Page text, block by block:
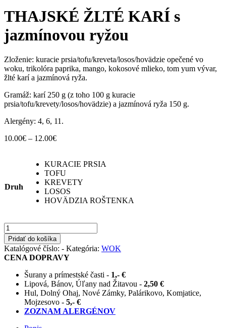
THAJSKÉ ŽLTÉ KARÍ s
jazmínovou ryžou
Zloženie: kuracie prsia/tofu/kreveta/losos/hovädzie opečené vo
woku, trikolóra paprika, mango, kokosové mlieko, tom yum vývar,
žlté karí a jazmínová ryža.
Gramáž: karí 250 g (z toho 100 g kuracie
prsia/tofu/krevety/losos/hovädzie) a jazmínová ryža 150 g.
Alergény: 4, 6, 11.
10.00€ – 12.00€
Druh
KURACIE PRSIA
TOFU
KREVETY
LOSOS
HOVÄDZIA ROŠTENKA
množstvo
THAJSKÉ
ŽLTÉ
KARÍ
s
jazmínovou
ryžou
Pridať do košíka
Katalógové číslo: - Kategória: WOK
CENA DOPRAVY
Šurany a prímestské časti - 1,- €
Lipová, Bánov, Úľany nad Žitavou - 2,50 €
Hul, Dolný Ohaj, Nové Zámky, Palárikovo, Komjatice,
Mojzesovo - 5,- €
ZOZNAM ALERGÉNOV